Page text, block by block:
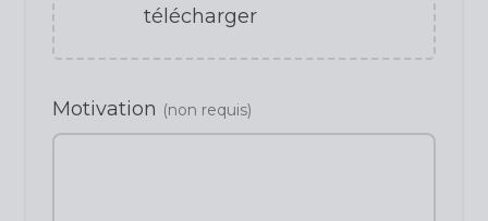
télécharger
Motivation (non requis)